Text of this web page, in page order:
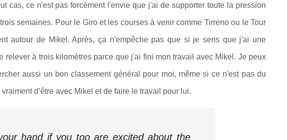
cas, ce n'est pas forcément l'envie que j'ai de supporter toute la pression
semaines. Pour le Giro et les courses à venir comme Tirreno ou le Tour
autour de Mikel. Après, ça n'empêche pas que si je sens que j'ai une
relever à trois kilomètres parce que j'ai fini mon travail avec Mikel. Je peux
aussi un bon classement général pour moi, même si ce n'est pas du
d’être avec Mikel et de faire le travail pour lui.
hand if you too are excited about the